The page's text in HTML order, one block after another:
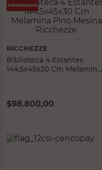
RICCHEZZE
Biblioteca 4 Estantes
144,5x45x30 Cm Melamina
$98.800,00